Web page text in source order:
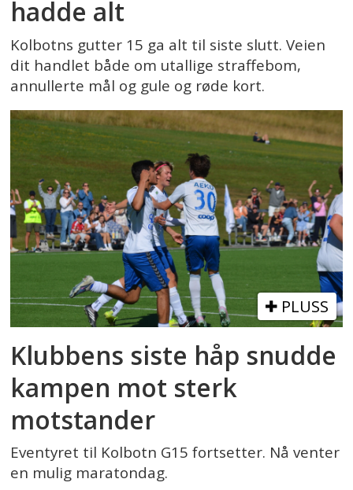
hadde alt
Kolbotns gutter 15 ga alt til siste slutt. Veien
dit handlet både om utallige straffebom,
annullerte mål og gule og røde kort.
PLUSS
Klubbens siste håp snudde
kampen mot sterk
motstander
Eventyret til Kolbotn G15 fortsetter. Nå venter
en mulig maratondag.